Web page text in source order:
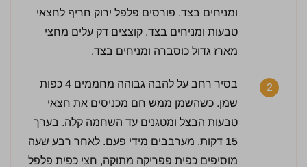
ומניחים בצד. פורסים פלפל ירוק חריף לחצאי
טבעות ומניחים בצד. קוצצים דק עלים מחצי
מארז גדול כוסברה ומניחים בצד.
2
בסיר רחב על להבה גבוהה מחממים 4 כפות
שמן. כשהשמן ממש חם מכניסים את חצאי
טבעות הבצל ומטגנים עד השחמה קלה. בערך
15 דקות. מערבבים מידי פעם. לאחר רבע שעה
מוסיפים כפית פפריקה מתוקה, חצי כפית פלפל
4.5 / 5 | 64 מדרגים
לחץ כדי לדרג: